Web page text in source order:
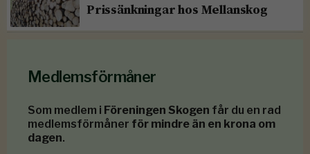
Prissänkningar hos Mellanskog
Medlemsförmåner
Som medlem i Föreningen Skogen får du en rad
medlemsförmåner för mindre än en krona om
dagen.